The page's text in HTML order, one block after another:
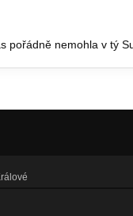
pořádně nemohla v tý